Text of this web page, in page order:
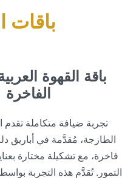
باقات
باقة القهوة
الفاخرة
تجربة ضيافة متكاملة تقدم
الطازجة، مُقدَّمة في أباريق
فاخرة، مع تشكيلة مختارة
التمور. تُقدَّم هذه التجربة